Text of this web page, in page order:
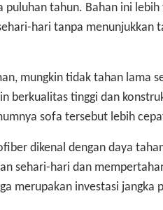
tahun. Bahan ini
hari tanpa menunjukkan
mungkin tidak tahan lama
berkualitas tinggi dan
sofa tersebut lebih
dikenal dengan daya
sehari-hari dan
merupakan investasi jangka